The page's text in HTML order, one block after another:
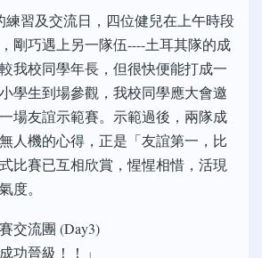
練習及交流日，四位健兒在上午時段
剛巧遇上另一隊伍----土耳其隊的成
我校同學年長，但很快便能打成一
學生到場參觀，我校同學應大會邀
場友誼示範賽。示範過後，兩隊成
人機的心得，正是「友誼第一，比
比賽已互相欣賞，惺惺相惜，活現
度。
交流團 (Day3)
功晉級！！」